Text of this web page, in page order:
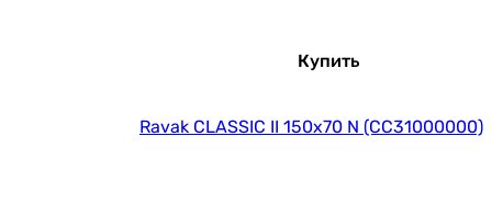
Купить
Ravak CLASSIC II 150x70 N (CC31000000)